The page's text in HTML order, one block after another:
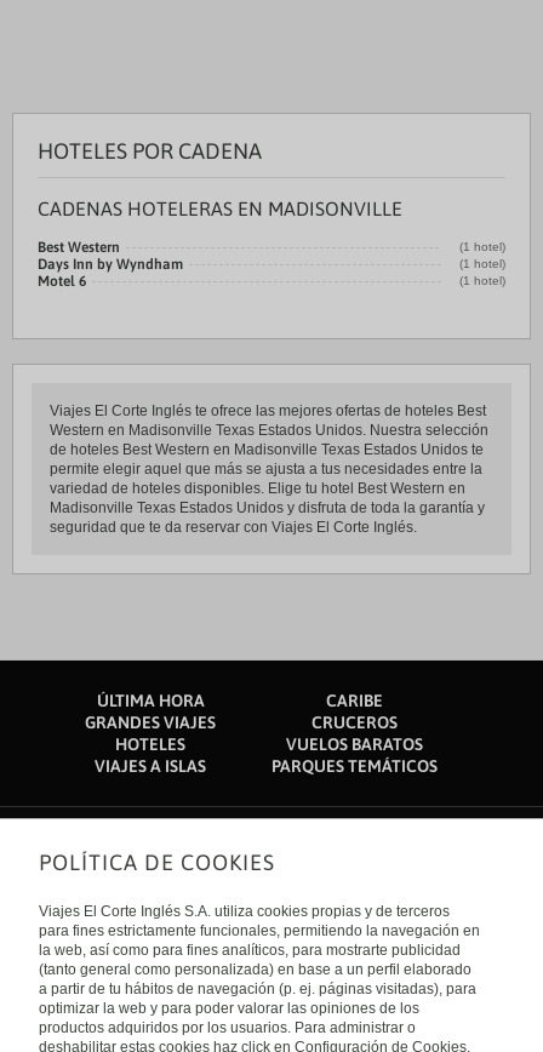
HOTELES POR CADENA
CADENAS HOTELERAS EN MADISONVILLE
Best Western (1 hotel)
Days Inn by Wyndham (1 hotel)
Motel 6 (1 hotel)
Viajes El Corte Inglés te ofrece las mejores ofertas de hoteles Best
Western en Madisonville Texas Estados Unidos. Nuestra selección
de hoteles Best Western en Madisonville Texas Estados Unidos te
permite elegir aquel que más se ajusta a tus necesidades entre la
variedad de hoteles disponibles. Elige tu hotel Best Western en
Madisonville Texas Estados Unidos y disfruta de toda la garantía y
seguridad que te da reservar con Viajes El Corte Inglés.
ÚLTIMA HORA
CARIBE
GRANDES VIAJES
CRUCEROS
HOTELES
VUELOS BARATOS
VIAJES A ISLAS
PARQUES TEMÁTICOS
Sobre nosotros
Quiénes somos
Financiación
Sostenibilidad
Turismo accesible
Tarjeta El Corte Inglés
Trabaja con nosotros
El Corte Inglés
Canal Ético
Enlaces de interés
Guías de viaje
Catálogos
Auto check-in
Condiciones Generales
Internacional
España
POLÍTICA DE COOKIES
Viajes El Corte Inglés S.A. utiliza cookies propias y de terceros
para fines estrictamente funcionales, permitiendo la navegación en
la web, así como para fines analíticos, para mostrarte publicidad
(tanto general como personalizada) en base a un perfil elaborado
a partir de tu hábitos de navegación (p. ej. páginas visitadas), para
optimizar la web y para poder valorar las opiniones de los
productos adquiridos por los usuarios. Para administrar o
deshabilitar estas cookies haz click en Configuración de Cookies.